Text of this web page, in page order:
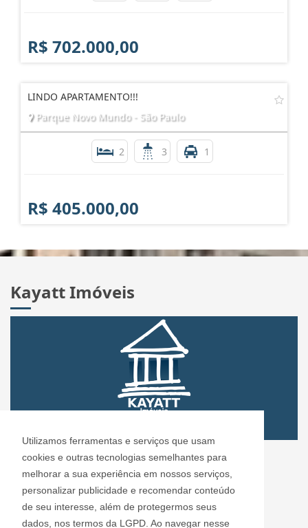
Utilizamos ferramentas e serviços que usam
cookies e outras tecnologias semelhantes para
melhorar a sua experiência em nossos serviços,
personalizar publicidade e recomendar conteúdo
de seu interesse, além de protegermos seus
dados, nos termos da LGPD. Ao navegar nesse
R$ 702.000,00
LINDO APARTAMENTO!!!
Parque Novo Mundo - São Paulo
2 3 1
R$ 405.000,00
Kayatt Imóveis
CRECI: 72.304
Informações de Contato
Kayatt Imóveis - 72.304